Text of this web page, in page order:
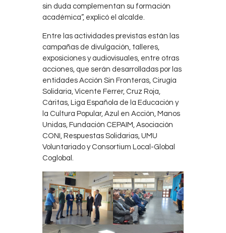
sin duda complementan su formación
académica”, explicó el alcalde.
Entre las actividades previstas están las
campañas de divulgación, talleres,
exposiciones y audiovisuales, entre otras
acciones, que serán desarrolladas por las
entidades Acción Sin Fronteras, Cirugía
Solidaria, Vicente Ferrer, Cruz Roja,
Cáritas, Liga Española de la Educación y
la Cultura Popular, Azul en Acción, Manos
Unidas, Fundación CEPAIM, Asociación
CONI, Respuestas Solidarias, UMU
Voluntariado y Consortium Local-Global
Coglobal.